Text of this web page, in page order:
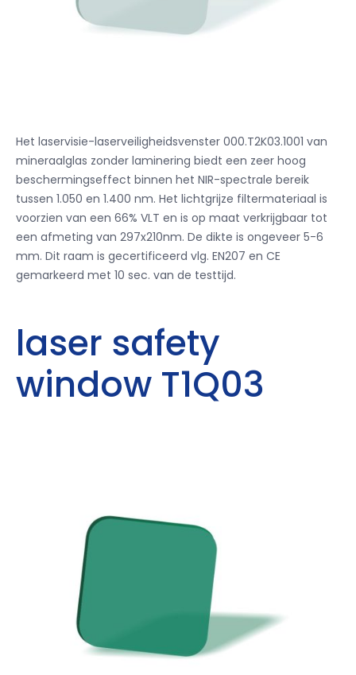
Het laservisie-laserveiligheidsvenster 000.T2K03.1001 van
mineraalglas zonder laminering biedt een zeer hoog
beschermingseffect binnen het NIR-spectrale bereik
tussen 1.050 en 1.400 nm. Het lichtgrijze filtermateriaal is
voorzien van een 66% VLT en is op maat verkrijgbaar tot
een afmeting van 297x210nm. De dikte is ongeveer 5-6
mm. Dit raam is gecertificeerd vlg. EN207 en CE
gemarkeerd met 10 sec. van de testtijd.
laser safety
window T1Q03